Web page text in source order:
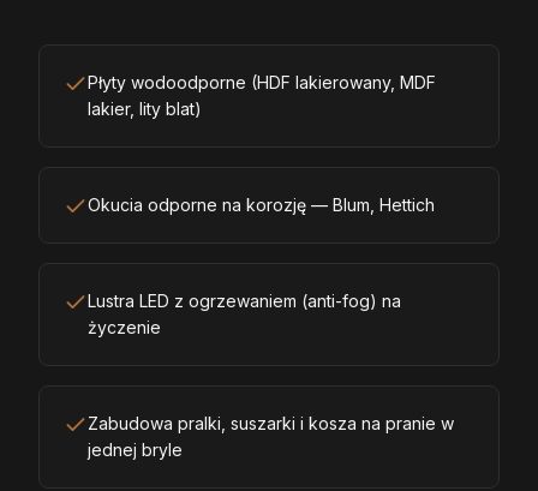
Płyty wodoodporne (HDF lakierowany, MDF
lakier, lity blat)
Okucia odporne na korozję — Blum, Hettich
Lustra LED z ogrzewaniem (anti-fog) na
życzenie
Zabudowa pralki, suszarki i kosza na pranie w
jednej bryle